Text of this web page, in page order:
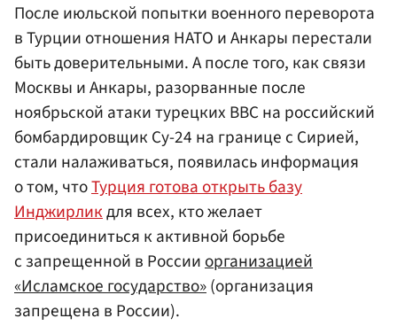
После июльской попытки военного переворота
в Турции отношения НАТО и Анкары перестали
быть доверительными. А после того, как связи
Москвы и Анкары, разорванные после
ноябрьской атаки турецких ВВС на российский
бомбардировщик Су-24 на границе с Сирией,
стали налаживаться, появилась информация
о том, чтоТурция готова открыть базу
Инджирликдля всех, кто желает
присоединиться к активной борьбе
с запрещенной в Россииорганизацией
«Исламское государство»(организация
запрещена в России).